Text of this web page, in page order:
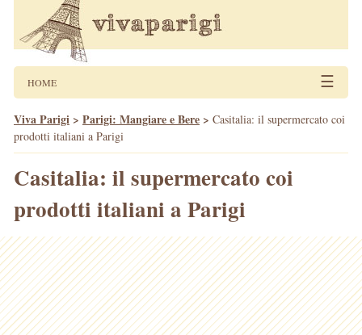
HOME ☰
Viva Parigi > Parigi: Mangiare e Bere > Casitalia: il supermercato coi
prodotti italiani a Parigi
Casitalia: il supermercato coi
prodotti italiani a Parigi